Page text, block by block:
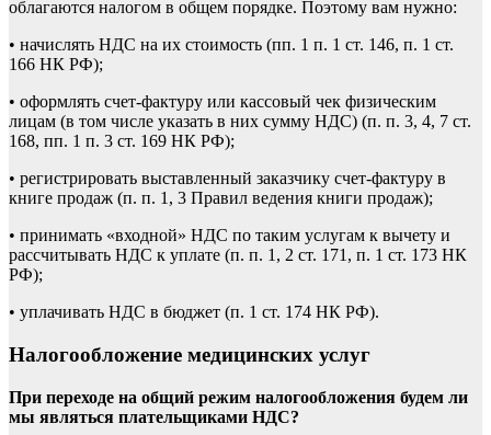
облагаются налогом в общем порядке. Поэтому вам нужно:
• начислять НДС на их стоимость (пп. 1 п. 1 ст. 146, п. 1 ст.
166 НК РФ);
• оформлять счет-фактуру или кассовый чек физическим
лицам (в том числе указать в них сумму НДС) (п. п. 3, 4, 7 ст.
168, пп. 1 п. 3 ст. 169 НК РФ);
• регистрировать выставленный заказчику счет-фактуру в
книге продаж (п. п. 1, 3 Правил ведения книги продаж);
• принимать «входной» НДС по таким услугам к вычету и
рассчитывать НДС к уплате (п. п. 1, 2 ст. 171, п. 1 ст. 173 НК
РФ);
• уплачивать НДС в бюджет (п. 1 ст. 174 НК РФ).
Налогообложение медицинских услуг
При переходе на общий режим налогообложения будем ли
мы являться плательщиками НДС?